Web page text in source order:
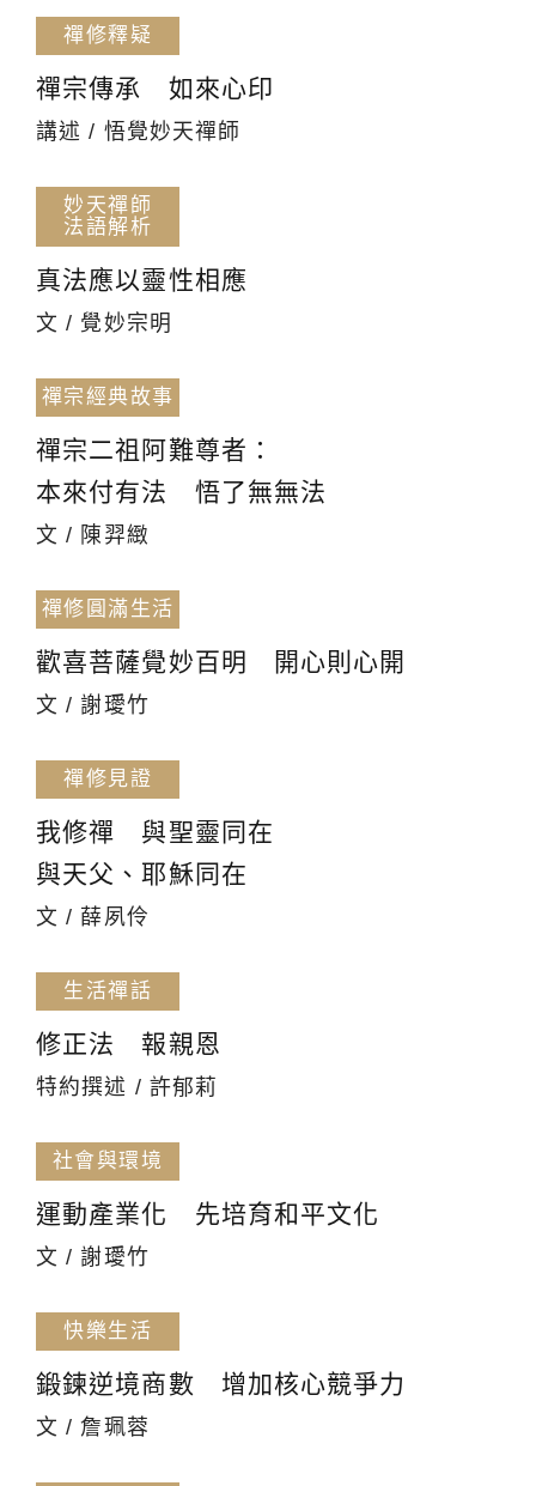
禪修釋疑
禪宗傳承 如來心印
講述 / 悟覺妙天禪師
妙天禪師
法語解析
真法應以靈性相應
文 / 覺妙宗明
禪宗經典故事
禪宗二祖阿難尊者：
本來付有法 悟了無無法
文 / 陳羿緻
禪修圓滿生活
歡喜菩薩覺妙百明 開心則心開
文 / 謝璦竹
禪修見證
我修禪 與聖靈同在
與天父、耶穌同在
文 / 薛夙伶
生活禪話
修正法 報親恩
特約撰述 / 許郁莉
社會與環境
運動產業化 先培育和平文化
文 / 謝璦竹
快樂生活
鍛鍊逆境商數 增加核心競爭力
文 / 詹珮蓉